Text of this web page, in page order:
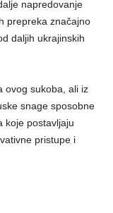
napredovanje
prepreka značajno
daljih ukrajinskih
ovog sukoba, ali iz
snage sposobne
koje postavljaju
pristupe i